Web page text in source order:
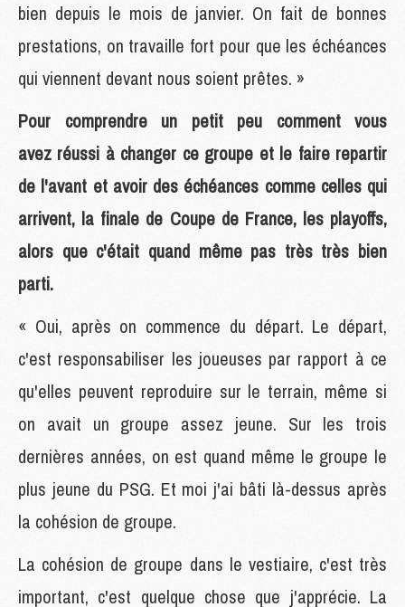
bien depuis le mois de janvier. On fait de bonnes
prestations, on travaille fort pour que les échéances
qui viennent devant nous soient prêtes. »
Pour comprendre un petit peu comment vous
avez réussi à changer ce groupe et le faire repartir
de l'avant et avoir des échéances comme celles qui
arrivent, la finale de Coupe de France, les playoffs,
alors que c'était quand même pas très très bien
parti.
« Oui, après on commence du départ. Le départ,
c'est responsabiliser les joueuses par rapport à ce
qu'elles peuvent reproduire sur le terrain, même si
on avait un groupe assez jeune. Sur les trois
dernières années, on est quand même le groupe le
plus jeune du PSG. Et moi j'ai bâti là-dessus après
la cohésion de groupe.
La cohésion de groupe dans le vestiaire, c'est très
important, c'est quelque chose que j'apprécie. La